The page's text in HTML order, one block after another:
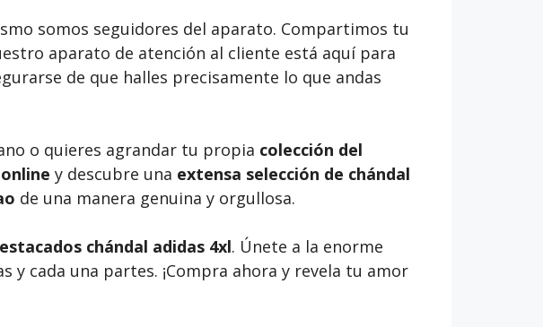
somos seguidores del aparato. Compartimos tu
aparato de atención al cliente está aquí para
de que halles precisamente lo que andas
o quieres agrandar tu propia colección del
y descubre una extensa selección de chándal
de una manera genuina y orgullosa.
chándal adidas 4xl. Únete a la enorme
cada una partes. ¡Compra ahora y revela tu amor